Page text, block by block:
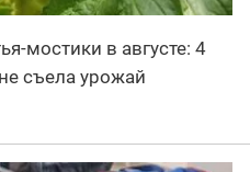
мостики в августе: 4
съела урожай